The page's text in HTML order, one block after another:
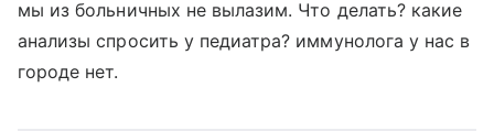
мы из больничных не вылазим. Что делать? какие
анализы спросить у педиатра? иммунолога у нас в
городе нет.